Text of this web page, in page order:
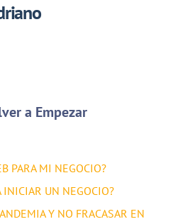
a Empezar
PARA MI NEGOCIO?
INICIAR UN NEGOCIO?
Y NO FRACASAR EN